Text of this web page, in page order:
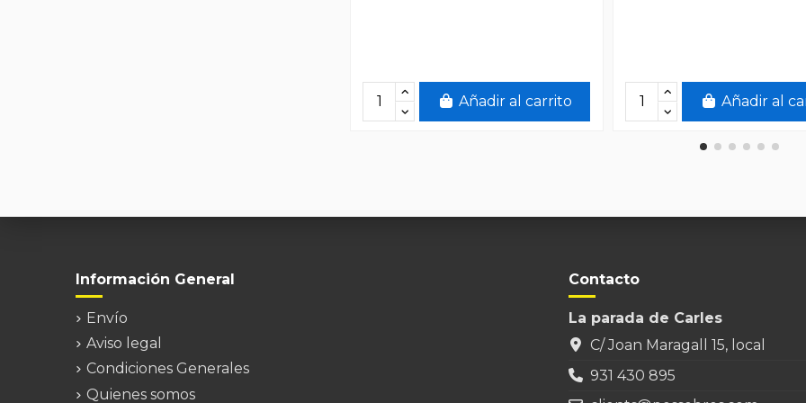
Añadir al carrito Añadir al
Información General
Envío
Aviso legal
Condiciones Generales
Quienes somos
Contacto
La parada de Carles
C/ Joan Maragall 15, local
931 430 895